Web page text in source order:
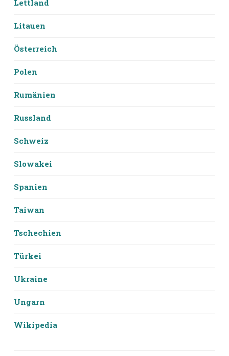
Lettland
Litauen
Österreich
Polen
Rumänien
Russland
Schweiz
Slowakei
Spanien
Taiwan
Tschechien
Türkei
Ukraine
Ungarn
Wikipedia